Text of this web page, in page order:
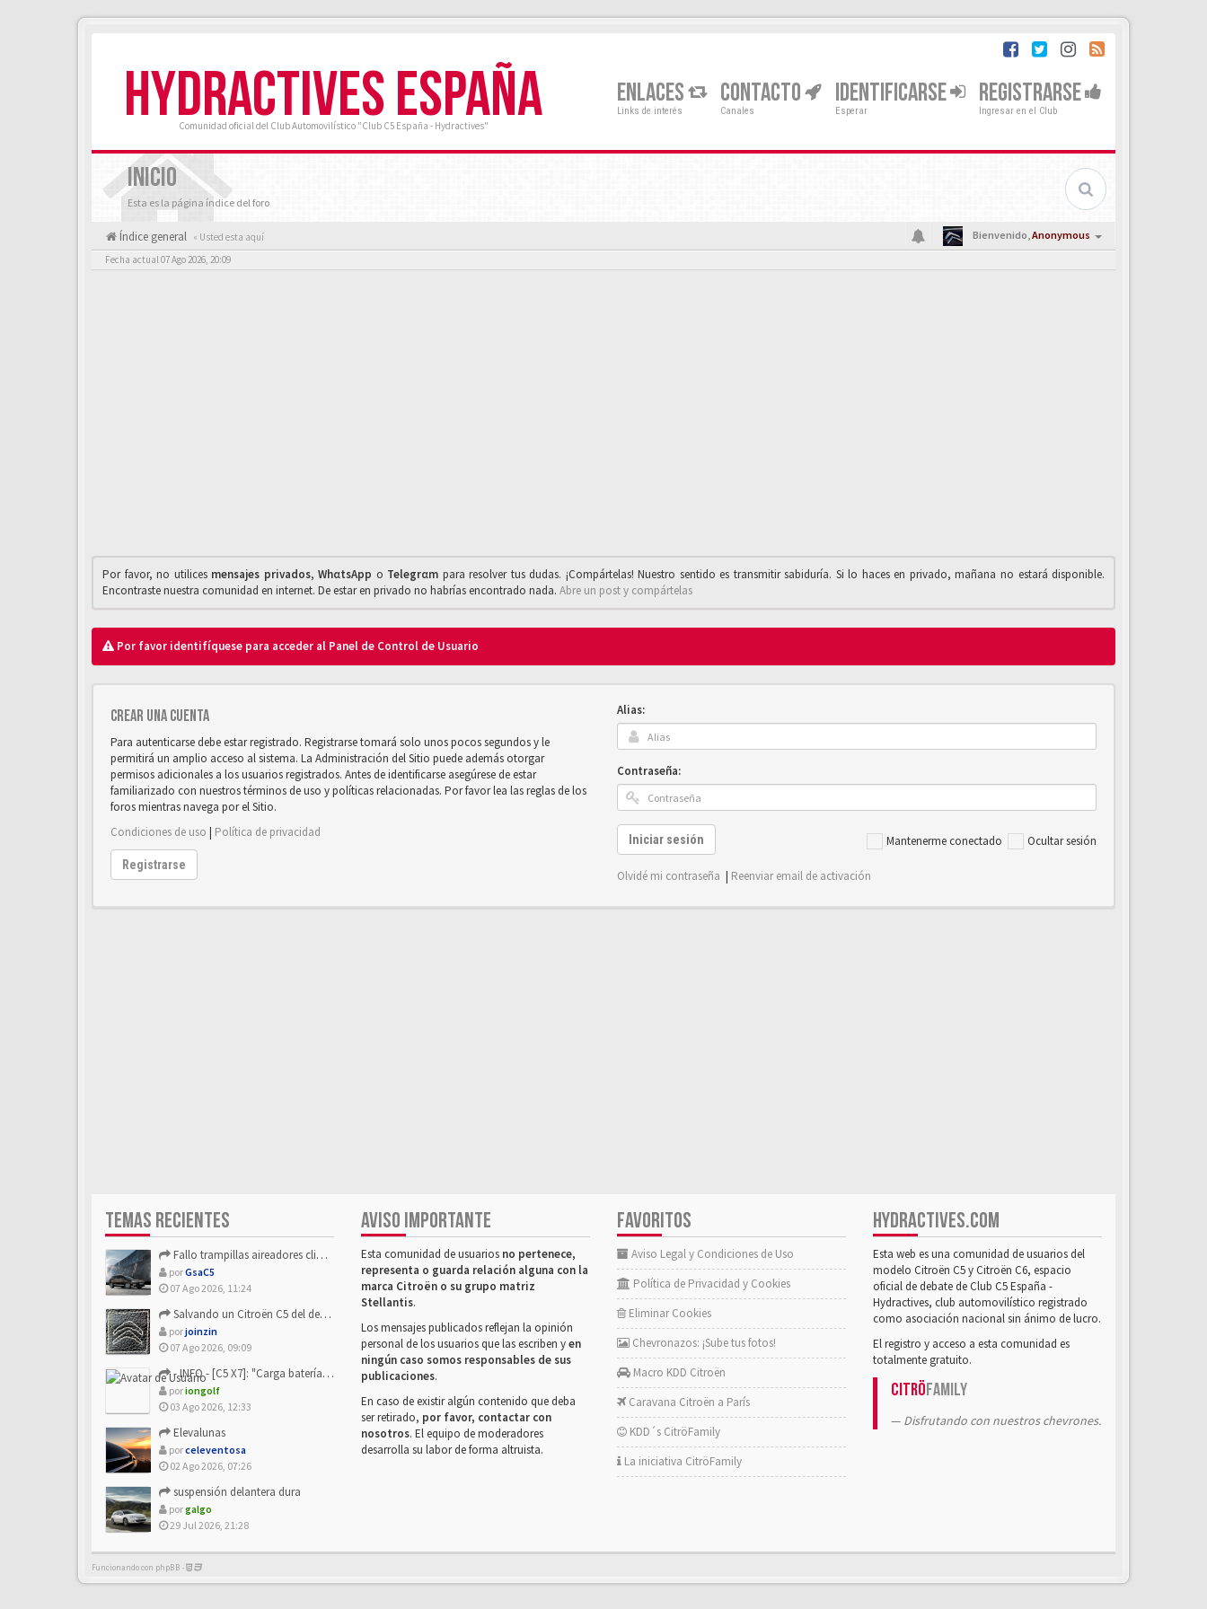
HYDRACTIVES ESPAÑA
Comunidad oficial del Club Automovilístico "Club C5 España - Hydractives"
ENLACES
Links de interés
CONTACTO
Canales
IDENTIFICARSE
Esperar
REGISTRARSE
Ingresar en el Club
INICIO
Esta es la página índice del foro
Índice general « Usted esta aquí Bienvenido,Anonymous
Fecha actual 07 Ago 2026, 20:09
Por favor, no utilices mensajes privados,WhαtsApp o Telegrαm para resolver tus dudas. ¡Compártelas! Nuestro sentido es transmitir sabiduría. Si lo haces en privado, mañana no estará disponible.
Encontraste nuestra comunidad en internet. De estar en privado no habrías encontrado nada. Abre un post y compártelas
Por favor identifíquese para acceder al Panel de Control de Usuario
Crear una cuenta
Para autenticarse debe estar registrado. Registrarse tomará solo unos pocos segundos y le
permitirá un amplio acceso al sistema. La Administración del Sitio puede además otorgar
permisos adicionales a los usuarios registrados. Antes de identificarse asegúrese de estar
familiarizado con nuestros términos de uso y políticas relacionadas. Por favor lea las reglas de los
foros mientras navega por el Sitio.
Condiciones de uso | Política de privacidad
Registrarse
Alias:
Contraseña:
Mantenerme conectado Ocultar sesión
Iniciar sesión
Olvidé mi contraseña | Reenviar email de activación
TEMAS RECIENTES
Fallo trampillas aireadores climatizador
porGsaC5
07 Ago 2026, 11:24
Salvando un Citroën C5 del desguace: Presentación y seguimiento
porjoinzin
07 Ago 2026, 09:09
- INFO - [C5 X7]: "Carga batería o alimentación eléctri...
poriongolf
03 Ago 2026, 12:33
Elevalunas
porceleventosa
02 Ago 2026, 07:26
suspensión delantera dura
porgalgo
29 Jul 2026, 21:28
AVISO IMPORTANTE
Esta comunidad de usuarios no pertenece,
representa o guarda relación alguna con la
marca Citroën o su grupo matriz
Stellantis.
Los mensajes publicados reflejan la opinión
personal de los usuarios que las escriben yen
ningún caso somos responsables de sus
publicaciones.
En caso de existir algún contenido que deba
ser retirado, por favor, contactar con
nosotros. El equipo de moderadores
desarrolla su labor de forma altruista.
FAVORITOS
Aviso Legal y Condiciones de Uso
Política de Privacidad y Cookies
Eliminar Cookies
Chevronazos: ¡Sube tus fotos!
Macro KDD Citroën
Caravana Citroën a París
KDD´s CitröFamily
La iniciativa CitröFamily
HYDRACTIVES.COM
Esta web es una comunidad de usuarios del
modelo Citroën C5 y Citroën C6, espacio
oficial de debate de Club C5 España -
Hydractives, club automovilístico registrado
como asociación nacional sin ánimo de lucro.
El registro y acceso a esta comunidad es
totalmente gratuito.
CitröFamily
Disfrutando con nuestros chevrones.
Funcionando con phpBB -